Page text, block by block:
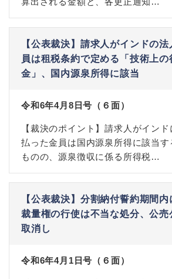
【公表裁決】請求人がインドの
員は租税条約で定める「技術上
金」、国内源泉所得に該当
令和6年4月8日号（６面）
【裁決のポイント】請求人がイン
払った金員は国内源泉所得に該当す
ものの、源泉徴収に係る所得税…
【公表裁決】分割納付誓約期間
裁量権の行使は不当な処分、公売
取消し
令和6年4月1日号（６面）